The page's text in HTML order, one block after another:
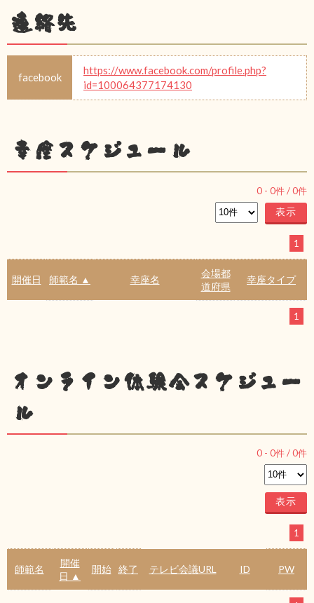
連絡先
facebook
https://www.facebook.com/profile.php?
id=100064377174130
幸座スケジュール
0 - 0件 /0件
1
開催日 師範名 ▲ 幸座名
会場都
道府県
幸座タイプ
1
オンライン体験会スケジュー
ル
0 - 0件 /0件
1
師範名
開催
日 ▲
開始 終了 テレビ会議URL ID PW